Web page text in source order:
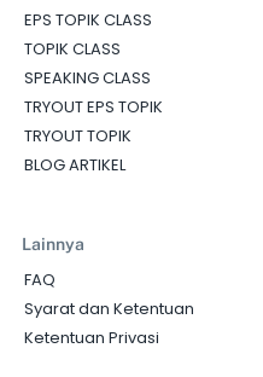
EPS TOPIK CLASS
TOPIK CLASS
SPEAKING CLASS
TRYOUT EPS TOPIK
TRYOUT TOPIK
BLOG ARTIKEL
Lainnya
FAQ
Syarat dan Ketentuan
Ketentuan Privasi